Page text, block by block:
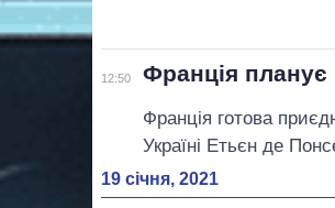
12:50 Франція
Франція готова
Україні Етьєн де
19 січня, 2021